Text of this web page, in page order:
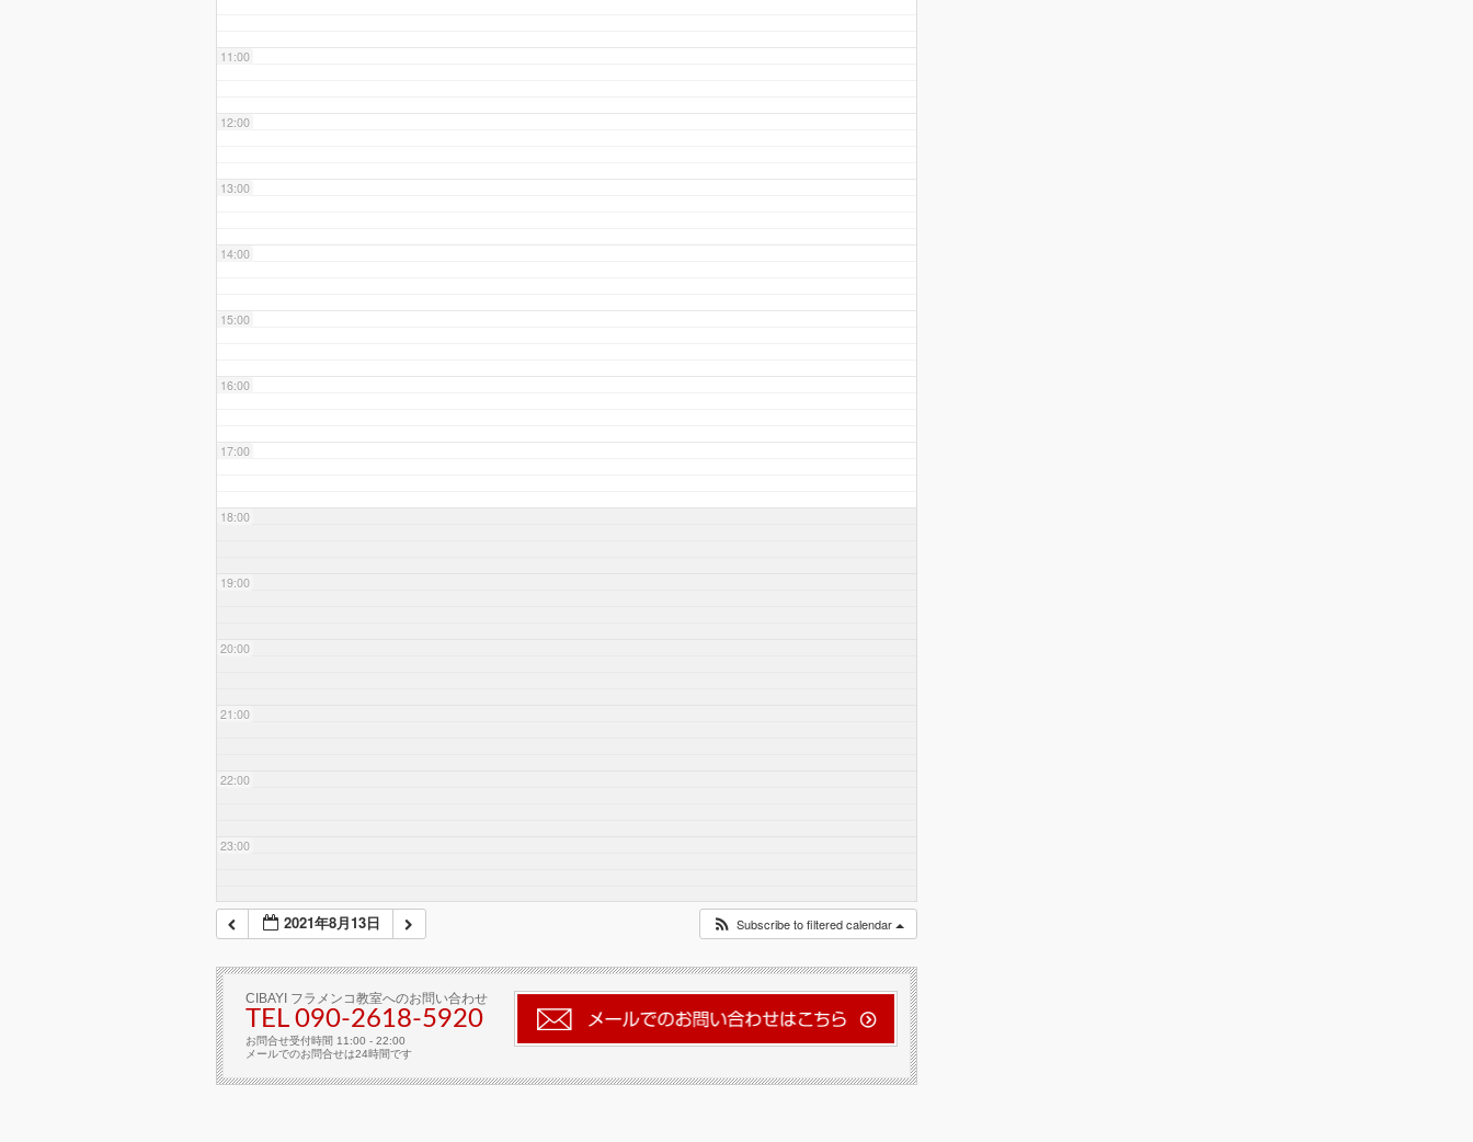
11:00
12:00
13:00
14:00
15:00
16:00
17:00
18:00
19:00
20:00
21:00
22:00
23:00
2021年8月13日 Subscribe to filtered calendar
CIBAYI フラメンコ教室へのお問い合わせ
TEL 090-2618‐5920
お問合せ受付時間 11:00 - 22:00
メールでのお問合せは24時間です